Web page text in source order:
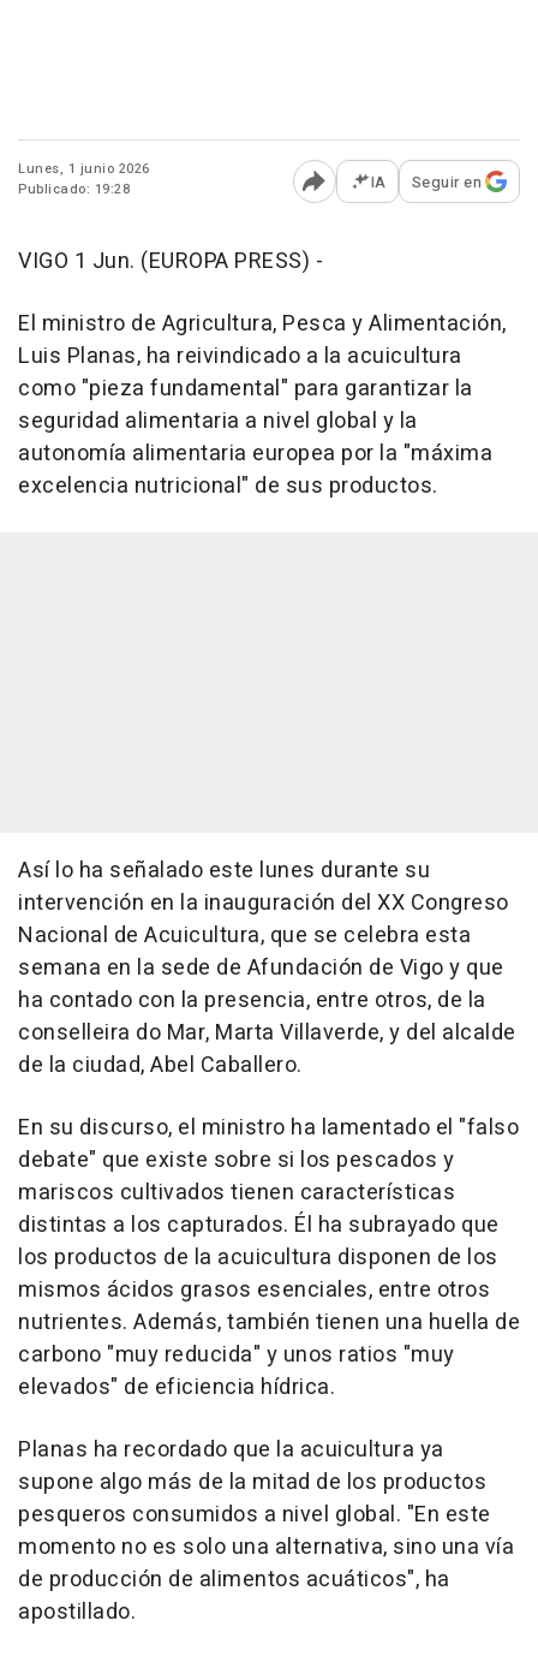
Lunes, 1 junio 2026
Publicado: 19:28
Abrir opciones para
IA Seguir en
VIGO 1 Jun. (EUROPA PRESS) -
El ministro de Agricultura, Pesca y Alimentación,
Luis Planas, ha reivindicado a la acuicultura
como "pieza fundamental" para garantizar la
seguridad alimentaria a nivel global y la
autonomía alimentaria europea por la "máxima
excelencia nutricional" de sus productos.
Así lo ha señalado este lunes durante su
intervención en la inauguración del XX Congreso
Nacional de Acuicultura, que se celebra esta
semana en la sede de Afundación de Vigo y que
ha contado con la presencia, entre otros, de la
conselleira do Mar, Marta Villaverde, y del alcalde
de la ciudad, Abel Caballero.
En su discurso, el ministro ha lamentado el "falso
debate" que existe sobre si los pescados y
mariscos cultivados tienen características
distintas a los capturados. Él ha subrayado que
los productos de la acuicultura disponen de los
mismos ácidos grasos esenciales, entre otros
nutrientes. Además, también tienen una huella de
carbono "muy reducida" y unos ratios "muy
elevados" de eficiencia hídrica.
Planas ha recordado que la acuicultura ya
supone algo más de la mitad de los productos
pesqueros consumidos a nivel global. "En este
momento no es solo una alternativa, sino una vía
de producción de alimentos acuáticos", ha
apostillado.